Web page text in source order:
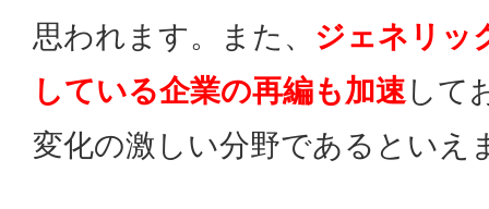
思われます。また、 ジェネリッ
している企業の再編も加速 して
変化の激しい分野であるといえ